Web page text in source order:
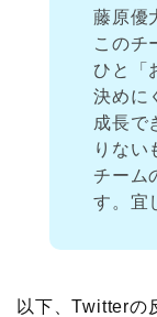
藤原優
このチ
ひと「
決めに
成長で
りない
チーム
す。宜
以下、Twitterの